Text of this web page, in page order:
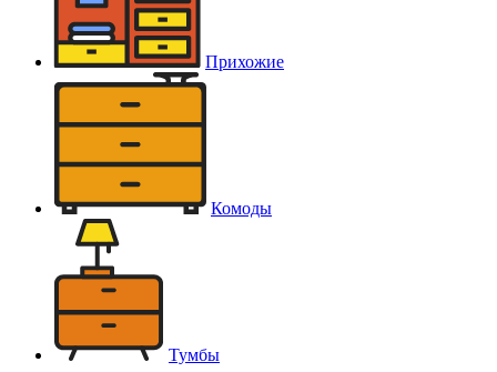
Прихожие
Комоды
Тумбы